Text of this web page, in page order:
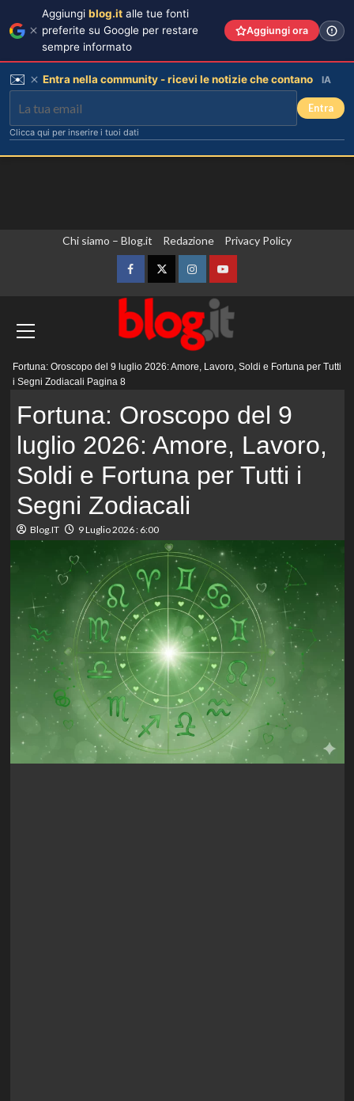
Chi siamo – Blog.it Redazione Privacy Policy
FacebookTwitterInstagramYouTube
principale
Fortuna: Oroscopo del 9 luglio 2026: Amore, Lavoro, Soldi e Fortuna per Tutti
i Segni Zodiacali Pagina 8
Fortuna: Oroscopo del 9
luglio 2026: Amore, Lavoro,
Soldi e Fortuna per Tutti i
Segni Zodiacali
Blog.IT 9 Luglio 2026 : 6:00
Aggiungi blog.it alle tue fonti
preferite su Google per restare
sempre informato
Aggiungi ora
✉️ Entra nella community - ricevi le notizie che contano IA
Entra
Clicca qui per inserire i tuoi dati